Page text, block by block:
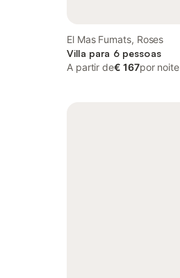
El Mas Fumats, Roses
Villa para 6 pessoas
A partir de€ 167por noite